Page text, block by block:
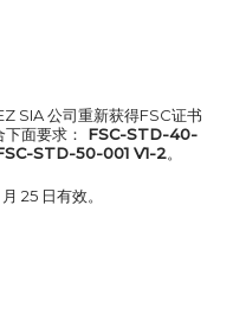
SIA 公司重新获得FSC证书
面要求：
FSC-STD-40-
STD-50-001 V1-2。
25 日有效。